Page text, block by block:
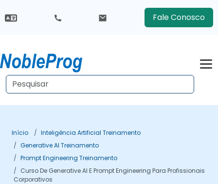
Fale Conosco
Início
Inteligência Artificial Treinamento
Generative AI Treinamento
Prompt Engineering Treinamento
Curso De Generative AI E Prompt Engineering Para Profissionais
Corporativos